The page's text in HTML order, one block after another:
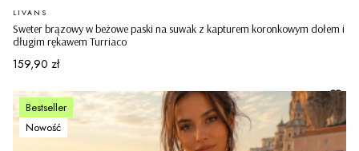
Sweter brązowy w beżowe paski na suwak z kapturem koronkowym dołem i
długim rękawem Turriaco
PRODUCENT
LIVANS
Cena
159,90 zł
Bestseller
Nowość